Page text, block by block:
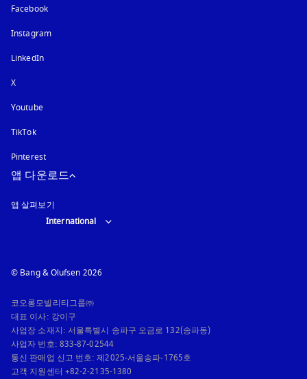
Facebook
Instagram새 탭에서 열림
LinkedIn
X
Youtube새 탭에서 열림
TikTok
Pinterest
앱 다운로드
앱 살펴보기
Select country and language
International
© Bang & Olufsen 2026
코오롱모빌리티그룹㈜
대표 이사: 강이구
사업장 소재지: 서울특별시 송파구 오금로 132(송파동)
사업자 번호: 833-87-02544
통신 판매업 신고 번호: 제2025-서울송파-1765호
고객 지원센터 +82-2-2135-1380